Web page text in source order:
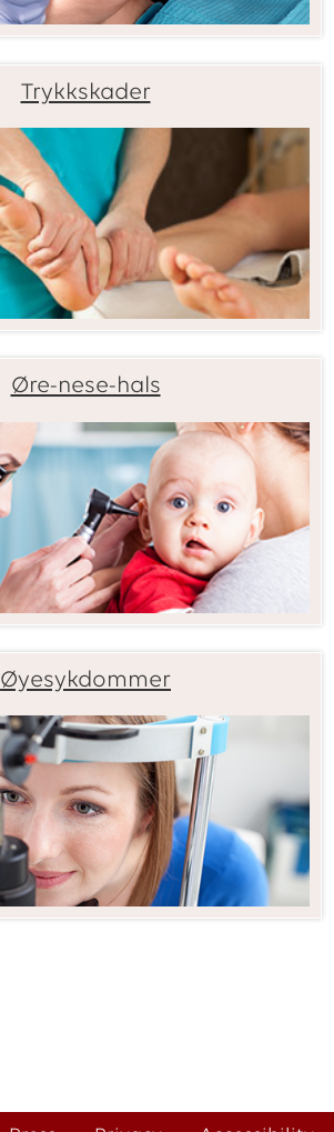
Trykkskader
Øre-nese-hals
Øyesykdommer